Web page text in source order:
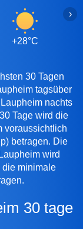
+28°C
›
30 Tagen
tagsüber
nachts
Tage wird die
voraussichtlich
betragen. Die
wird
die minimale
30 tage